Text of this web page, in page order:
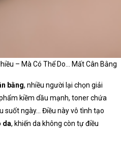
– Mà Có Thể Do… Mất Cân Bằng
bằng, nhiều người lại chọn giải
kiềm dầu mạnh, toner chứa
suốt ngày… Điều này vô tình tạo
da, khiến da không còn tự điều